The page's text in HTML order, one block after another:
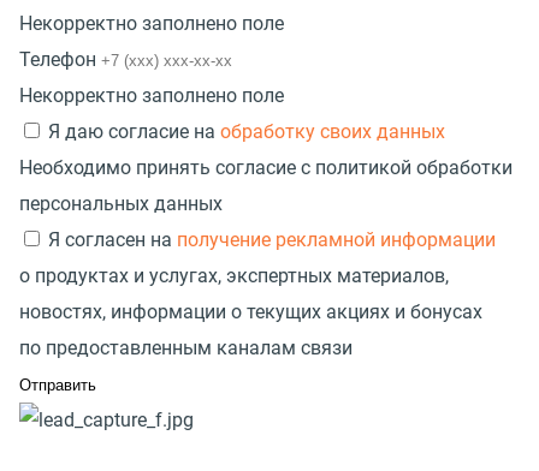
Некорректно заполнено поле
Телефон
Некорректно заполнено поле
Я даю согласие на обработку своих данных
Необходимо принять согласие с политикой обработки
персональных данных
Я согласен на получение рекламной информации
о продуктах и услугах, экспертных материалов,
новостях, информации о текущих акциях и бонусах
по предоставленным каналам связи